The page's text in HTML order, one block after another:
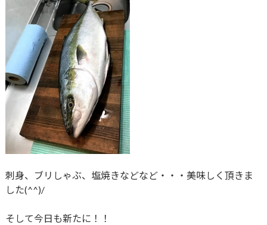
刺身、ブリしゃぶ、塩焼きなどなど・・・美味しく頂きま
した(^^)/
そして今日も新たに！！